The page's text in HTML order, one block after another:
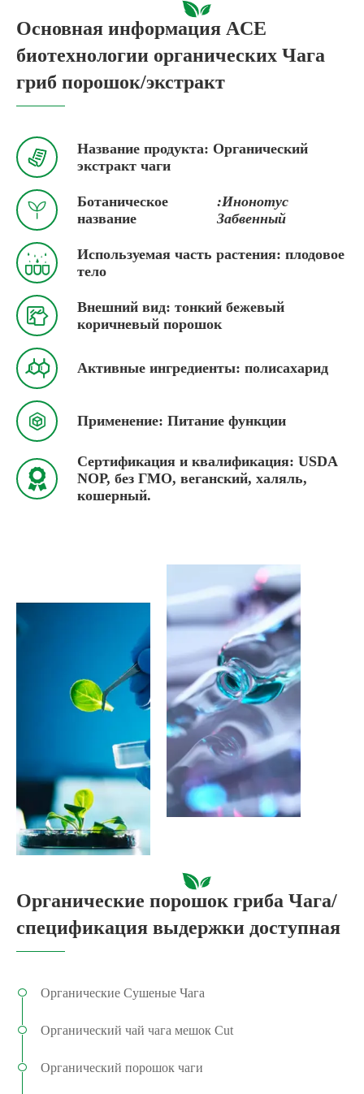
Основная информация ACE
биотехнологии органических Чага
гриб порошок/экстракт

Название продукта: Органический
экстракт чаги

Ботаническое
название
:Инонотус
Забвенный

Используемая часть растения: плодовое
тело

Внешний вид: тонкий бежевый
коричневый порошок
 Активные ингредиенты: полисахарид
 Применение: Питание функции

Сертификация и квалификация: USDA
NOP, без ГМО, веганский, халяль,
кошерный.
Органические порошок гриба Чага/
спецификация выдержки доступная
Органические Сушеные Чага
Органический чай чага мешок Cut
Органический порошок чаги